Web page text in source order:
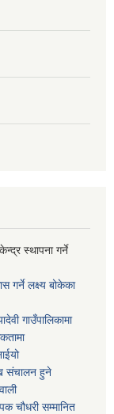
स्थापना गर्ने
गर्ने लक्ष्य बोकेका
गाउँपालिकामा
संचालन हुने
चौधरी सम्मानित